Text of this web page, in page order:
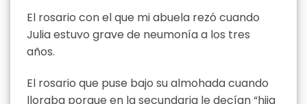
El rosario con el que mi abuela rezó cuando
Julia estuvo grave de neumonía a los tres
años.
El rosario que puse bajo su almohada cuando
lloraba porque en la secundaria le decían “hija